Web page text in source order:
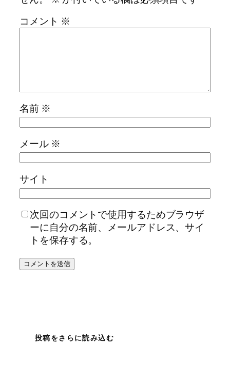
コメント ※
名前 ※
メール ※
サイト
次回のコメントで使用するためブラウザ
ーに自分の名前、メールアドレス、サイ
トを保存する。
投稿をさらに読み込む